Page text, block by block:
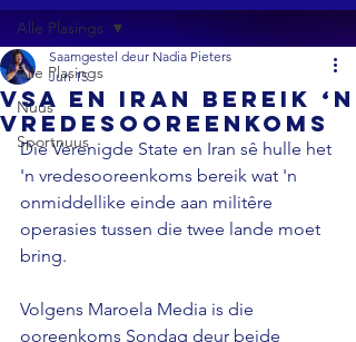
Alle Plasings
Nuus
Sportnuus
Alle Plasings
VSA en Iran bereik ‘n
vredesooreenkoms
Saamgestel deur Nadia Pieters
Jun 15
Die Verenigde State en Iran sê hulle het
'n vredesooreenkoms bereik wat 'n
onmiddellike einde aan militêre
operasies tussen die twee lande moet
bring.
Volgens Maroela Media is die
ooreenkoms Sondag deur beide